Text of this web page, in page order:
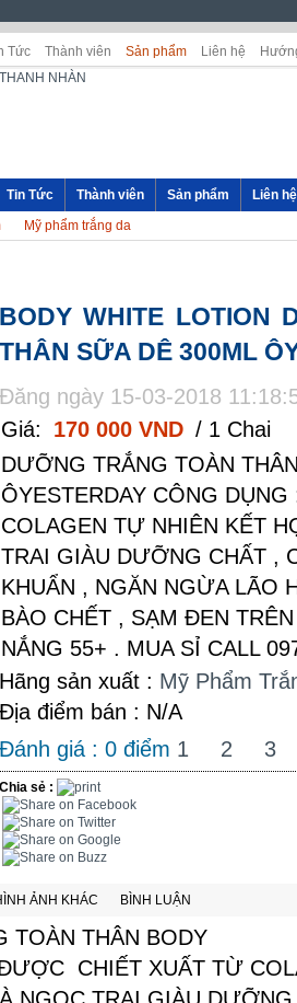
Tức Thành viên Sản phẩm Liên hệ
Tin Tức Thành viên Sản phẩm
Liên hệ
Mỹ phẩm trắng da
BODY WHITE LOTION
THÂN SỮA DÊ 300ML
Đăng ngày 15-03-2018
Giá:
170 000 VND / 1 Chai
DƯỠNG TRẮNG TOÀN
ÔYESTERDAY CÔNG
COLAGEN TỰ NHIÊN KẾT
TRAI GIÀU DƯỠNG CHẤT ,
KHUẨN , NGĂN NGỪA LÃO
BÀO CHẾT , SẠM ĐEN
NẮNG 55+ . MUA SỈ CALL
Hãng sản xuất : Mỹ Phẩm
Địa điểm bán : N/A
Đánh giá : 0 điểm 1 2 3
Chia sẻ :
ẢNH KHÁC BÌNH LUẬN
TOÀN THÂN BODY
CHIẾT XUẤT TỪ
NGỌC TRAI GIÀU